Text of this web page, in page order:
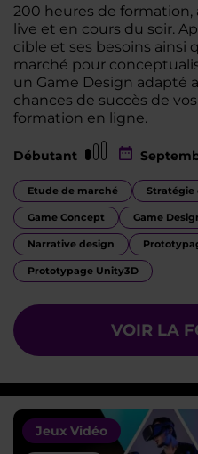
200 heures de
live et en cours du soir.
cible et ses besoins ainsi
marché pour
un Game Design adapté
chances de succès de
formation en ligne.
Débutant
Etude de marché Stratégie
Game Concept Game
Narrative design
Prototypage Unity3D
VOIR LA
Jeux Vidéo